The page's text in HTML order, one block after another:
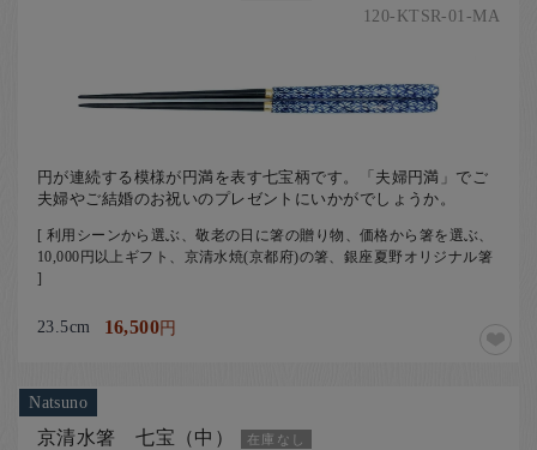
120-KTSR-01-MA
円が連続する模様が円満を表す七宝柄です。「夫婦円満」でご
夫婦やご結婚のお祝いのプレゼントにいかがでしょうか。
[ 利用シーンから選ぶ、敬老の日に箸の贈り物、価格から箸を選ぶ、
10,000円以上ギフト、京清水焼(京都府)の箸、銀座夏野オリジナル箸
]
23.5cm 16,500円
Natsuno
京清水箸 七宝（中） 在庫なし